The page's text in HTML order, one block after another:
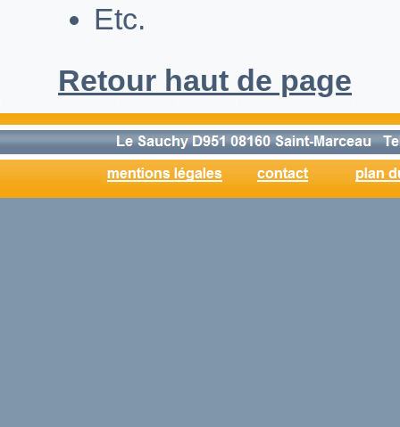
Etc.
Retour haut de page